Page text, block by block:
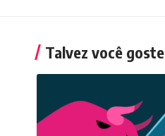
Talvez você goste